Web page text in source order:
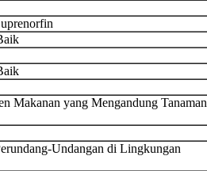
Makanan yang Mengandung Tanaman
Undangan di Lingkungan